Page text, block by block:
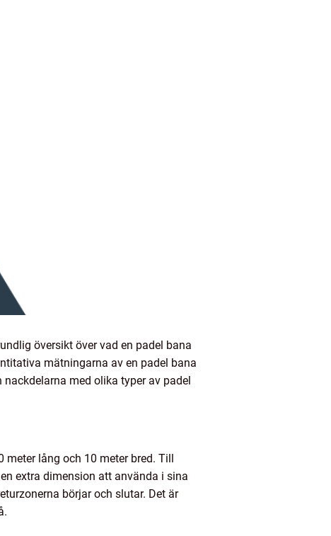
översikt över vad en padel bana
mätningarna av en padel bana
med olika typer av padel
lång och 10 meter bred. Till
extra dimension att använda i sina
börjar och slutar. Det är